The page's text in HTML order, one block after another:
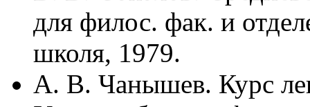
для филос. фак. и
школя, 1979.
А. В. Чанышев. Курс